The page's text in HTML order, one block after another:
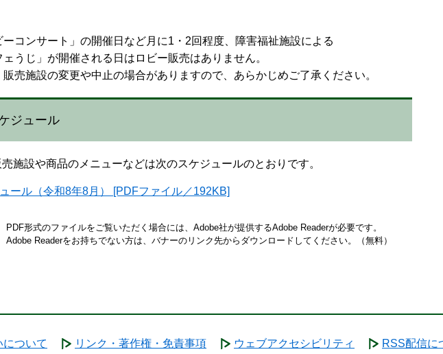
ンサート」の開催日など月に1・2回程度、障害福祉施設による
」が開催される日はロビー販売はありません。
施設の変更や中止の場合がありますので、あらかじめご了承ください。
ジュール
施設や商品のメニューなどは次のスケジュールのとおりです。
ール（令和8年8月） [PDFファイル／192KB]
PDF形式のファイルをご覧いただく場合には、Adobe社が提供するAdobe Readerが必要です。
Adobe Readerをお持ちでない方は、バナーのリンク先からダウンロードしてください。（無料）
ついて リンク・著作権・免責事項 ウェブアクセシビリティ RSS配信に